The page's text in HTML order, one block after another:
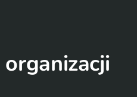
organizacji